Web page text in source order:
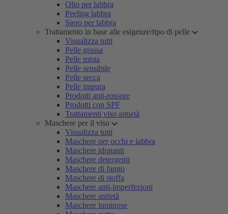
Olio per labbra
Peeling labbra
Siero per labbra
Trattamento in base alle esigenze/tipo di pelle
Visualizza tutti
Pelle grassa
Pelle mista
Pelle sensibile
Pelle secca
Pelle impura
Prodotti anti-rossore
Prodotti con SPF
Trattamenti viso antietà
Maschere per il viso
Visualizza tutti
Maschere per occhi e labbra
Maschere idratanti
Maschere detergenti
Maschere di fango
Maschere di stoffa
Maschere anti-imperfezioni
Maschere antietà
Maschere luminose